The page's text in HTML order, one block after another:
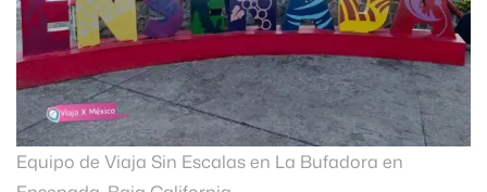
Equipo de Viaja Sin Escalas en La Bufadora en